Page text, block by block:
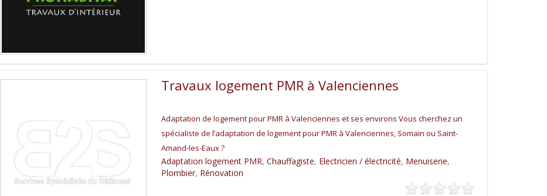
Travaux logement PMR à Valenciennes
Adaptation de logement pour PMR à Valenciennes et ses environs Vous cherchez un
spécialiste de l’adaptation de logement pour PMR à Valenciennes, Somain ou Saint-
Amand-les-Eaux ?
Adaptation logement PMR, Chauffagiste, Electricien / électricité, Menuiserie,
Plombier, Rénovation